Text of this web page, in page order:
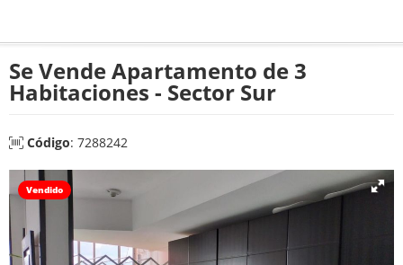
Se Vende Apartamento de 3
Habitaciones - Sector Sur
Código: 7288242
Vendido